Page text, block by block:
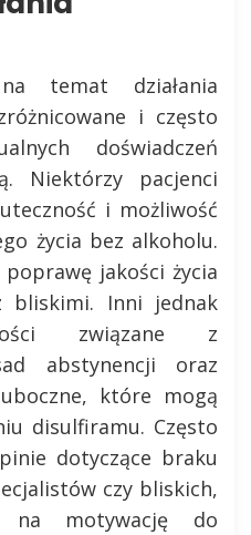
temat działania
i często
doświadczeń
Niektórzy pacjenci
i możliwość
życia bez alkoholu.
poprawę jakości życia
bliskimi. Inni jednak
związane z
abstynencji oraz
które mogą
disulfiramu. Często
dotyczące braku
czy bliskich,
na motywację do